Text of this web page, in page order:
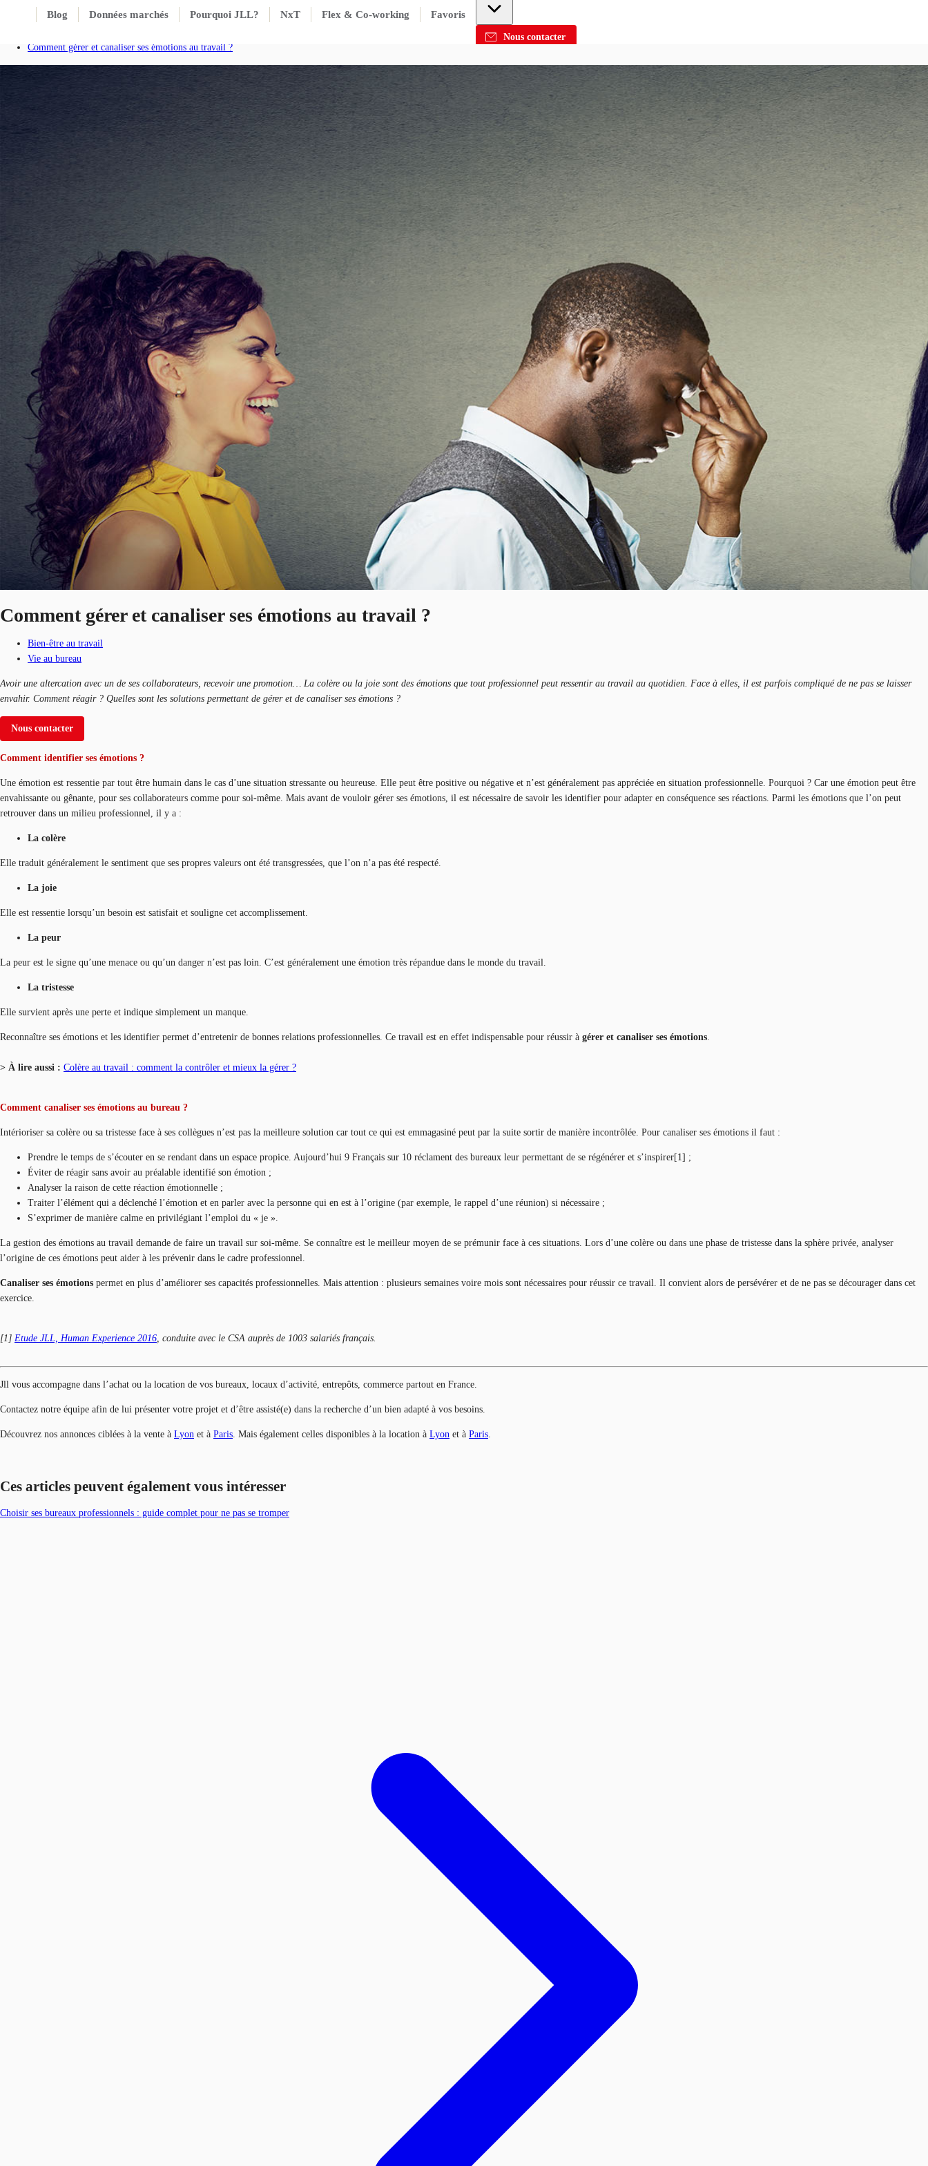
Blog Données marchés Pourquoi JLL? NxT Flex & Co-working Favoris
Nous contacter
Accueil
Comment gérer et canaliser ses émotions au travail ?
Comment gérer et canaliser ses émotions au travail ?
Bien-être au travail
Vie au bureau
Avoir une altercation avec un de ses collaborateurs, recevoir une promotion… La colère ou la joie sont des émotions que tout professionnel peut ressentir au travail au quotidien. Face à elles, il est parfois compliqué de ne pas se laisser
envahir. Comment réagir ? Quelles sont les solutions permettant de gérer et de canaliser ses émotions ?
Nous contacter
Comment identifier ses émotions ?
Une émotion est ressentie par tout être humain dans le cas d’une situation stressante ou heureuse. Elle peut être positive ou négative et n’est généralement pas appréciée en situation professionnelle. Pourquoi ? Car une émotion peut être
envahissante ou gênante, pour ses collaborateurs comme pour soi-même. Mais avant de vouloir gérer ses émotions, il est nécessaire de savoir les identifier pour adapter en conséquence ses réactions. Parmi les émotions que l’on peut
retrouver dans un milieu professionnel, il y a :
La colère
Elle traduit généralement le sentiment que ses propres valeurs ont été transgressées, que l’on n’a pas été respecté.
La joie
Elle est ressentie lorsqu’un besoin est satisfait et souligne cet accomplissement.
La peur
La peur est le signe qu’une menace ou qu’un danger n’est pas loin. C’est généralement une émotion très répandue dans le monde du travail.
La tristesse
Elle survient après une perte et indique simplement un manque.
Reconnaître ses émotions et les identifier permet d’entretenir de bonnes relations professionnelles. Ce travail est en effet indispensable pour réussir à gérer et canaliser ses émotions
> À lire aussi : Colère au travail : comment la contrôler et mieux la gérer ?
Comment canaliser ses émotions au bureau ?
Intérioriser sa colère ou sa tristesse face à ses collègues n’est pas la meilleure solution car tout ce qui est emmagasiné peut par la suite sortir de manière incontrôlée. Pour canaliser ses émotions il faut :
Prendre le temps de s’écouter en se rendant dans un espace propice. Aujourd’hui 9 Français sur 10 réclament des bureaux leur permettant de se régénérer et s’inspirer[1] ;
Éviter de réagir sans avoir au préalable identifié son émotion ;
Analyser la raison de cette réaction émotionnelle ;
Traiter l’élément qui a déclenché l’émotion et en parler avec la personne qui en est à l’origine (par exemple, le rappel d’une réunion) si nécessaire ;
S’exprimer de manière calme en privilégiant l’emploi du « je ».
La gestion des émotions au travail demande de faire un travail sur soi-même. Se connaître est le meilleur moyen de se prémunir face à ces situations. Lors d’une colère ou dans une phase de tristesse dans la sphère privée, analyser
l’origine de ces émotions peut aider à les prévenir dans le cadre professionnel.
Canaliser ses émotions permet en plus d’améliorer ses capacités professionnelles. Mais attention : plusieurs semaines voire mois sont nécessaires pour réussir ce travail. Il convient alors de persévérer et de ne pas se décourager dans cet
exercice.
[1] Etude JLL, Human Experience 2016 , conduite avec le CSA auprès de 1003 salariés français.
Jll vous accompagne dans l’achat ou la location de vos bureaux, locaux d’activité, entrepôts, commerce partout en France.
Contactez notre équipe afin de lui présenter votre projet et d’être assisté(e) dans la recherche d’un bien adapté à vos besoins.
Découvrez nos annonces ciblées à la vente à Lyon et à Paris . Mais également celles disponibles à la location à Lyon et à Paris
Ces articles peuvent également vous intéresser
Choisir ses bureaux professionnels : guide complet pour ne pas se tromper